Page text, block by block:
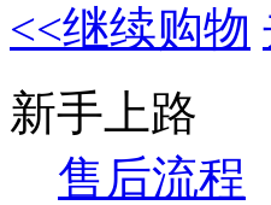
<<继续购物
新手上路
售后流程